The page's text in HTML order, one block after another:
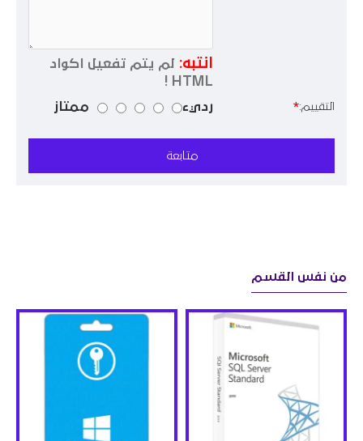
انتبه:
لم يتم تفعيل اكواد
HTML !
التقييم: رديء ممتاز
متابعة
من نفس القسم